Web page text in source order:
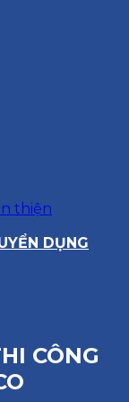
thiện
DỤNG
CÔNG